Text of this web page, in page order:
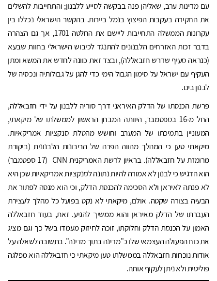
עם מדינות ערב, שאליהן פנה בבקשה לסייע ללבנון; והתחייבות להשלים
את החקירה בעקבות הפיצוץ בנמל ביירות. בהקשר הישראלי נכללו בין
עקרונות הממשלה התחייבות ליישם את החלטה 1701, אך גם הצהרה
בדבר זכות האזרחים הלבנונים להתנגד לכיבוש הישראלי בחוות שבעא
(כנראה סעיף שדרש חזבאללה), ובצד זאת כוונה לחדש את המשא ומתן
העקיף עם ישראל על סימון הגבול הימי כדי להגן על גבולותיה ונכסיה של
לבנון בים.
פרשת הכנסתו של הדלק האיראני דרך סוריה ללבנון על ידי חזבאללה,
החל מ-16 בספטמבר, היוותה המבחן הראשון לממשלתו של מיקאתי,
המעוניין בתמיכתו של המערב וחושש מהטלת סנקציות אמריקאיות.
מיקאתי טען כי המהלך מהווה הפרה של הריבונות הלבנונית (ביקורת
מרומזת על חזבאללה). בראיון לרשת האמריקנית CNN (17 ספטמבר)
הוא הדגיש כי לבנון לא אמורה להיות נתונה לסנקציות אמריקאיות שכן היא
לא פנתה לאיראן ולא הסכימה להכנסת הדלק, וכי הוא מנסה לפתור את
הבעיה בצורה שקטה. אולם, מיקאתי לא נקט בפועל כל מהלך לעצירת
העברתו של הדלק מאיראן והוא ממשיך להגיע. זאת, בעוד חזבאללה
האמון על הכנסת הדלק וחלוקתו, זוכה לחיזוק מעמדו בשל כך וגם מציג
את כוח הפעולה העצמאי שלו כ"מדינה בתוך מדינה". בתשובה לשאלה על
אודות נוכחות חזבאללה בממשלתו טען מיקאתי כי חזבאללה הוא מפלגה
פוליטית ולא ניתן לעקוף אותה.